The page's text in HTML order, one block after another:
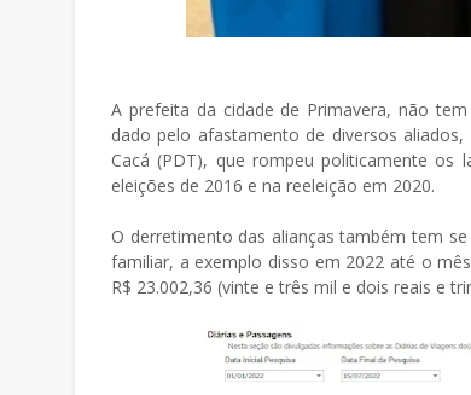
A prefeita da cidade de Primavera, não
dado pelo afastamento de diversos
Cacá (PDT), que rompeu politicamente
eleições de 2016 e na reeleição em 2020.
O derretimento das alianças também tem
familiar, a exemplo disso em 2022 até o
R$ 23.002,36 (vinte e três mil e dois reais e